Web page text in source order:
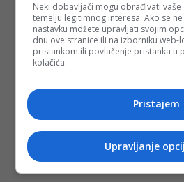
Depo.bapratite putem društvenih
Neki dobavljači mogu obrađivati
temelju legitimnog interesa. Ako se
nastavku možete upravljati svojim
dnu ove stranice ili na izborniku web-
pristankom ili povlačenje pristanka u
kolačića.
Pristajem
Upravljanje